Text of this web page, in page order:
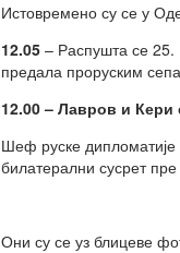
Истовремено су се у
12.05 – Распушта се 25.
предала проруским
12.00 – Лавров и Кери
Шеф руске
билатерални сусрет пре
Они су се уз блицеве